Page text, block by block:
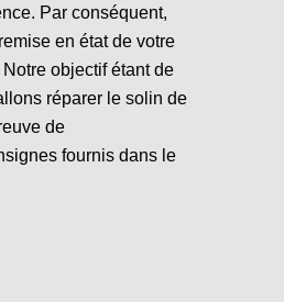
Par conséquent,
en état de votre
objectif étant de
réparer le solin de
de
fournis dans le